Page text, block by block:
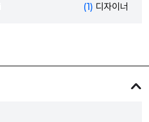
(1) 디자이너